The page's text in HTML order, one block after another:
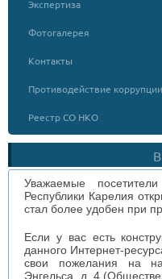
Экспертиза
Фотогалерея
Контакты
Противодействие коррупции
Реестр СО НКО
Уважаемые
Республики Карелия
стал более удобен при
Если у вас есть
данного Интернет-
свои пожелания на
Энгельса, д. 4